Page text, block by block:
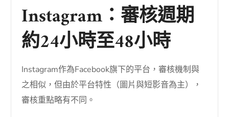
Instagram：審核週期
約24小時至48小時
Instagram作為Facebook旗下的平台，審核機制與
之相似，但由於平台特性（圖片與短影音為主），
審核重點略有不同。